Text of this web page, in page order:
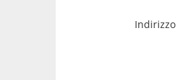
Indirizzo